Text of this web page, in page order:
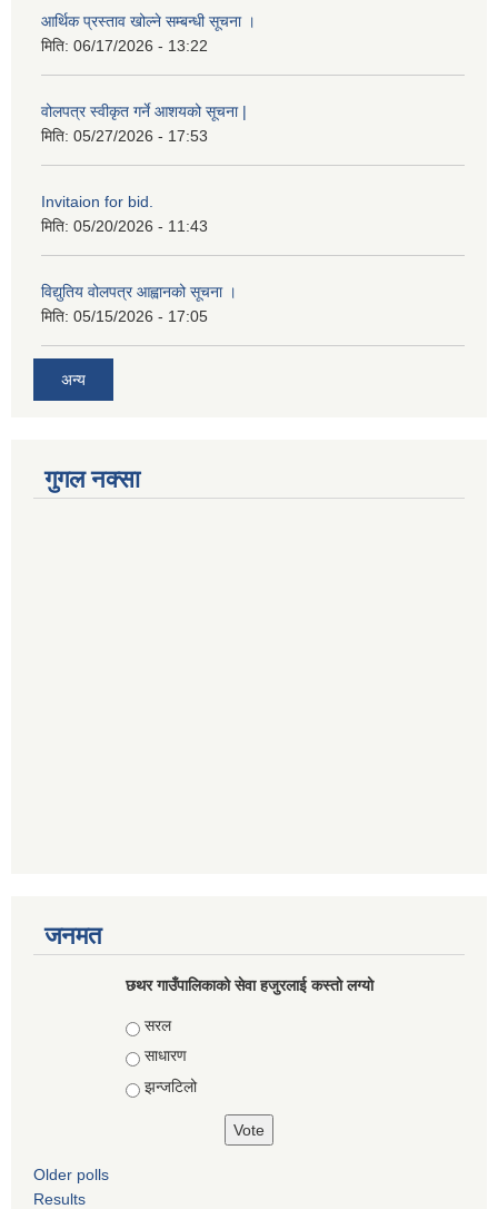
आर्थिक प्रस्ताव खोल्ने सम्बन्धी सूचना ।
मिति: 06/17/2026 - 13:22
वोलपत्र स्वीकृत गर्ने आशयको सूचना |
मिति: 05/27/2026 - 17:53
Invitaion for bid.
मिति: 05/20/2026 - 11:43
विद्युतिय वोलपत्र आह्वानको सूचना ।
मिति: 05/15/2026 - 17:05
अन्य
गुगल नक्सा
जनमत
छथर गाउँपालिकाको सेवा हजुरलाई कस्तो लग्यो
Choices
सरल
साधारण
झन्जटिलो
Older polls
Results